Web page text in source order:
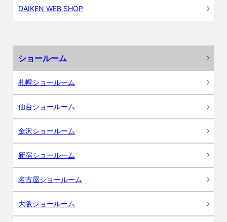
DAIKEN WEB SHOP
ショールーム
札幌ショールーム
仙台ショールーム
金沢ショールーム
新宿ショールーム
名古屋ショールーム
大阪ショールーム